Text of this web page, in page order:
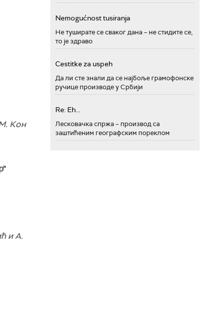
Кон
и А.
Nemogućnost tusiranja
Не туширате се сваког дана – не стидите се,
то је здраво
Cestitke za uspeh
Да ли сте знали да се најбоље грамофонске
ручице производе у Србији
Re: Eh...
Лесковачка спржа – производ са
заштићеним географским пореклом